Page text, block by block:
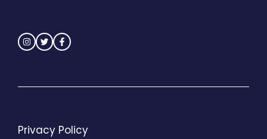
Privacy Policy